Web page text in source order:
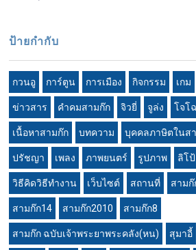
ป้ายกำกับ
กวนอู การ์ตูน การเมือง กิจกรรม เกม
ข่าวสาร คำคมสามก๊ก จิวยี่ จูล่ง โจโฉ
เนื้อหาสามก๊ก บทความ บุคคลภาษิตในส
ปรัชญา เพลง ภาพยนตร์ รูปภาพ ลิโป้
วิธีคิดวิธีทำงาน เว็บไซต์ สถานที่ สามก๊
สามก๊ก14 สามก๊ก2010 สามก๊ก8
สามก๊ก ฉบับเจ้าพระยาพระคลัง(หน) สุมาอี้